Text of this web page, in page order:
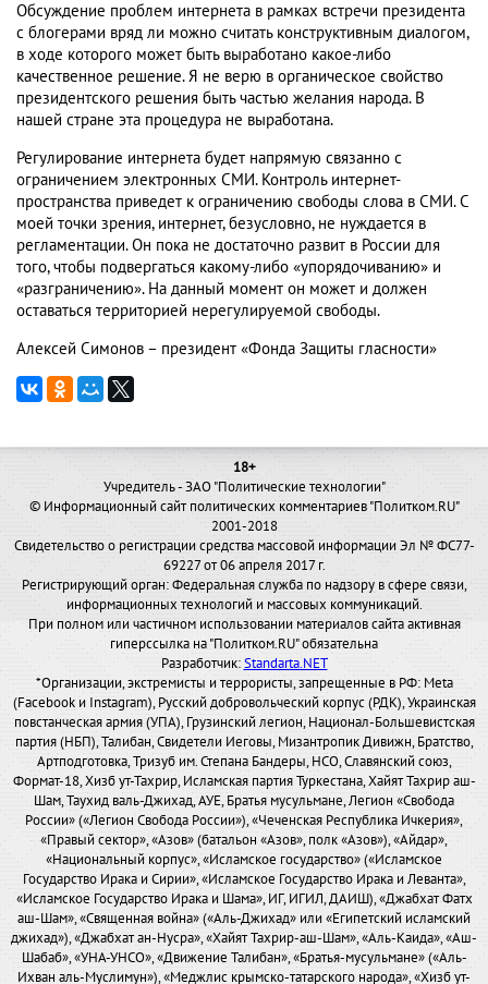
Обсуждение проблем интернета в рамках встречи президента
с блогерами вряд ли можно считать конструктивным диалогом,
в ходе которого может быть выработано какое-либо
качественное решение. Я не верю в органическое свойство
президентского решения быть частью желания народа. В
нашей стране эта процедура не выработана.
Регулирование интернета будет напрямую связанно с
ограничением электронных СМИ. Контроль интернет-
пространства приведет к ограничению свободы слова в СМИ. С
моей точки зрения, интернет, безусловно, не нуждается в
регламентации. Он пока не достаточно развит в России для
того, чтобы подвергаться какому-либо «упорядочиванию» и
«разграничению». На данный момент он может и должен
оставаться территорией нерегулируемой свободы.
Алексей Симонов – президент «Фонда Защиты гласности»
18+
Учредитель - ЗАО "Политические технологии"
© Информационный сайт политических комментариев "Политком.RU"
2001-2018
Свидетельство о регистрации средства массовой информации Эл № ФС77-
69227 от 06 апреля 2017 г.
Регистрирующий орган: Федеральная служба по надзору в сфере связи,
информационных технологий и массовых коммуникаций.
При полном или частичном использовании материалов сайта активная
гиперссылка на "Политком.RU" обязательна
Разработчик:Standarta.NET
*Организации, экстремисты и террористы, запрещенные в РФ: Meta
(Facebook и Instagram), Русский добровольческий корпус (РДК), Украинская
повстанческая армия (УПА), Грузинский легион, Национал-Большевистская
партия (НБП), Талибан, Свидетели Иеговы, Мизантропик Дивижн, Братство,
Артподготовка, Тризуб им. Степана Бандеры, НСО, Славянский союз,
Формат-18, Хизб ут-Тахрир, Исламская партия Туркестана, Хайят Тахрир аш-
Шам, Таухид валь-Джихад, АУЕ, Братья мусульмане, Легион «Свобода
России» («Легион Свобода России»), «Чеченская Республика Ичкерия»,
«Правый сектор», «Азов» (батальон «Азов», полк «Азов»), «Айдар»,
«Национальный корпус», «Исламское государство» («Исламское
Государство Ирака и Сирии», «Исламское Государство Ирака и Леванта»,
«Исламское Государство Ирака и Шама», ИГ, ИГИЛ, ДАИШ), «Джабхат Фатх
аш-Шам», «Священная война» («Аль-Джихад» или «Египетский исламский
джихад»), «Джабхат ан-Нусра», «Хайят Тахрир-аш-Шам», «Аль-Каида», «Аш-
Шабаб», «УНА-УНСО», «Движение Талибан», «Братья-мусульмане» («Аль-
Ихван аль-Муслимун»), «Меджлис крымско-татарского народа», «Хизб ут-